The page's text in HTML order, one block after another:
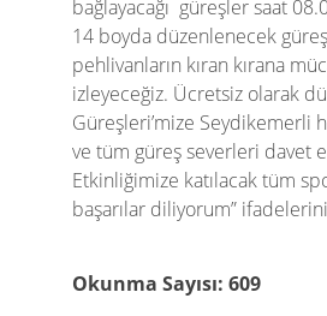
bağlayacağı güreşler saat
14 boyda düzenlenecek
pehlivanların kıran kırana
izleyeceğiz. Ücretsiz olarak
Güreşleri’mize Seydikemerli
ve tüm güreş severleri davet
Etkinliğimize katılacak tüm
başarılar diliyorum”
Okunma Sayısı: 609